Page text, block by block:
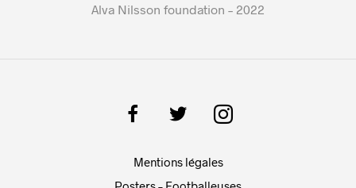
Alva Nilsson foundation – 2022
Mentions légales